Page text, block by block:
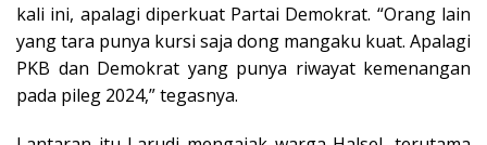
kali ini, apalagi diperkuat Partai Demokrat. “Orang lain
yang tara punya kursi saja dong mangaku kuat. Apalagi
PKB dan Demokrat yang punya riwayat kemenangan
pada pileg 2024,” tegasnya.